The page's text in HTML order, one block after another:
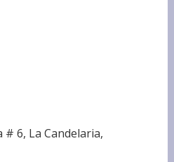
# 6, La Candelaria,